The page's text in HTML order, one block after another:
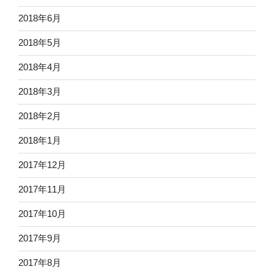
2018年6月
2018年5月
2018年4月
2018年3月
2018年2月
2018年1月
2017年12月
2017年11月
2017年10月
2017年9月
2017年8月